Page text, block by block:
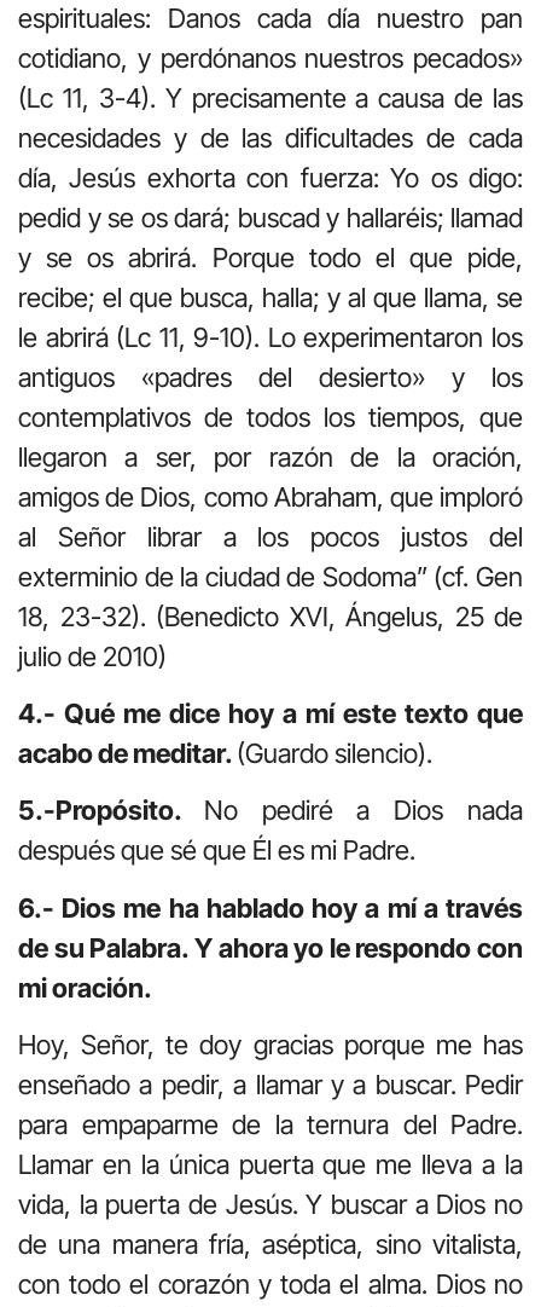
espirituales: Danos cada día nuestro pan
cotidiano, y perdónanos nuestros pecados»
(Lc 11, 3-4). Y precisamente a causa de las
necesidades y de las dificultades de cada
día, Jesús exhorta con fuerza: Yo os digo:
pedid y se os dará; buscad y hallaréis; llamad
y se os abrirá. Porque todo el que pide,
recibe; el que busca, halla; y al que llama, se
le abrirá (Lc 11, 9-10). Lo experimentaron los
antiguos «padres del desierto» y los
contemplativos de todos los tiempos, que
llegaron a ser, por razón de la oración,
amigos de Dios, como Abraham, que imploró
al Señor librar a los pocos justos del
exterminio de la ciudad de Sodoma” (cf. Gen
18, 23-32). (Benedicto XVI, Ángelus, 25 de
julio de 2010)
4.- Qué me dice hoy a mí este texto que
acabo de meditar.(Guardo silencio).
5.-Propósito. No pediré a Dios nada
después que sé que Él es mi Padre.
6.- Dios me ha hablado hoy a mí a través
de su Palabra. Y ahora yo le respondo con
mi oración.
Hoy, Señor, te doy gracias porque me has
enseñado a pedir, a llamar y a buscar. Pedir
para empaparme de la ternura del Padre.
Llamar en la única puerta que me lleva a la
vida, la puerta de Jesús. Y buscar a Dios no
de una manera fría, aséptica, sino vitalista,
con todo el corazón y toda el alma. Dios no